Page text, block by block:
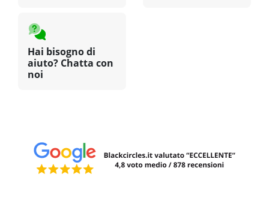
Hai bisogno di
aiuto? Chatta con
noi